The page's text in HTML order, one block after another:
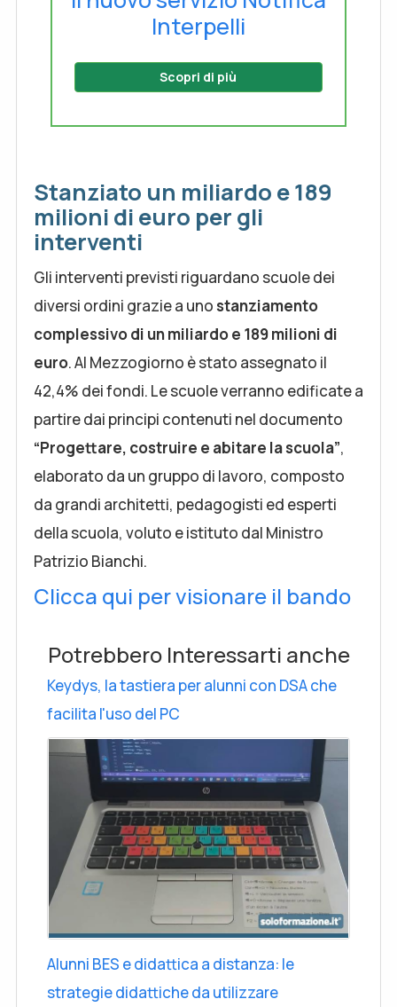
Interpelli
Scopri di più
Stanziato un miliardo e 189
milioni di euro per gli
interventi
Gli interventi previsti riguardano scuole dei
diversi ordini grazie a uno stanziamento
complessivo di un miliardo e 189 milioni di
euro. Al Mezzogiorno è stato assegnato il
42,4% dei fondi. Le scuole verranno edificate a
partire dai principi contenuti nel documento
“Progettare, costruire e abitare la scuola”,
elaborato da un gruppo di lavoro, composto
da grandi architetti, pedagogisti ed esperti
della scuola, voluto e istituto dal Ministro
Patrizio Bianchi.
Clicca qui per visionare il bando
Potrebbero Interessarti anche
Keydys, la tastiera per alunni con DSA che
facilita l'uso del PC
Alunni BES e didattica a distanza: le
strategie didattiche da utilizzare